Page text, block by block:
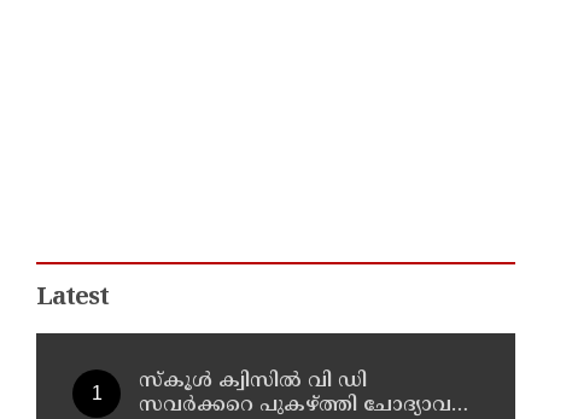
Latest
സ്‌കൂള്‍ ക്വിസില്‍ വി ഡി
സവര്‍ക്കറെ പുകഴ്ത്തി ചോദ്യാവലി;